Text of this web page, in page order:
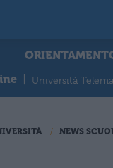
Università
NEWS